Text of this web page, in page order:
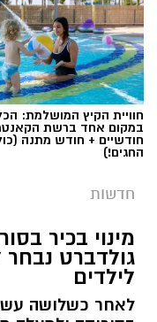
חוויית הקיץ המושלמת:
במקום אחד ברשת
חודשיים + חודש מתנה
החגים!)
חדשות
מינוי בכיר
גולדברט
לילדים
לאחר כשלושה